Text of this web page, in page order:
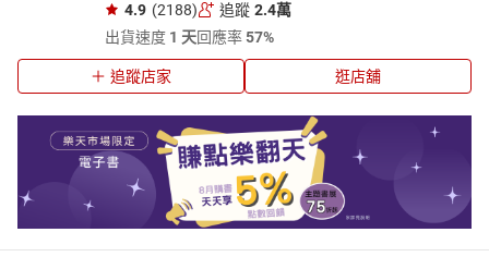
4.9 (2188) 追蹤 2.4萬
出貨速度 1 天回應率57%
追蹤店家 逛店舖